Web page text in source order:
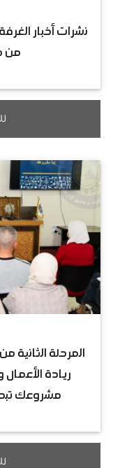
نشرات أخبار
من
المرحلة الثانية
ريادة
مشروعك